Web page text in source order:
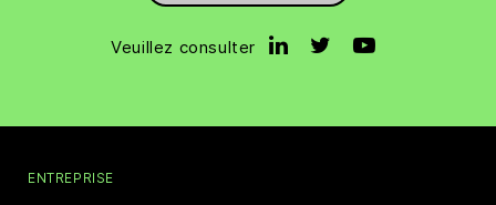
Veuillez consulter
ENTREPRISE